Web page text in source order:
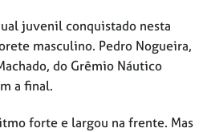
juvenil conquistado nesta
masculino. Pedro Nogueira,
do Grêmio Náutico
a final.
forte e largou na frente. Mas